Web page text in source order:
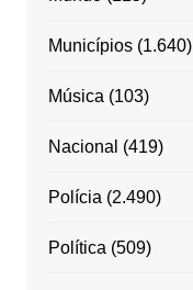
Municípios(1.640)
Música (103)
Nacional (419)
Polícia (2.490)
Política (509)